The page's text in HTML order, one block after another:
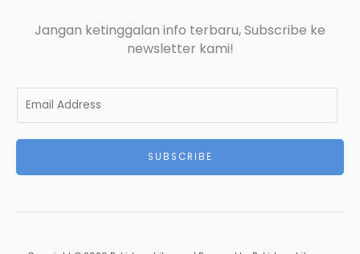
Jangan ketinggalan info terbaru, Subscribe ke
newsletter kami!
m
SUBSCRIBE